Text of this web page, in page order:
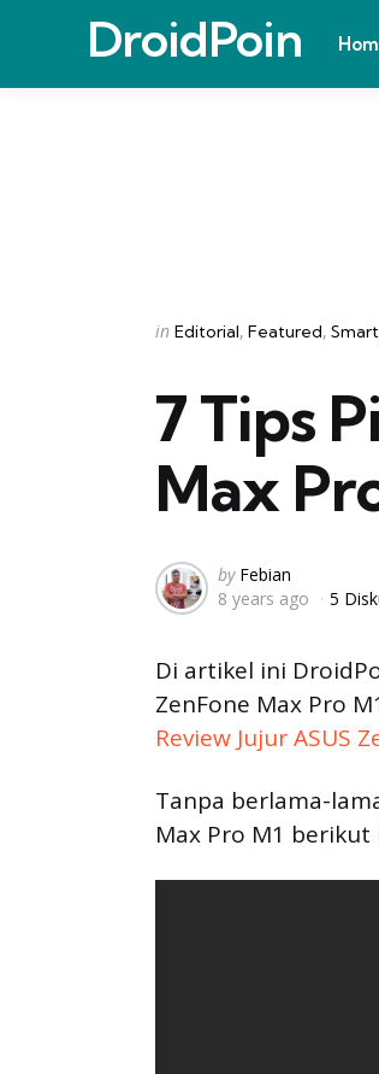
DroidPoin
Categories
Posted
in Editorial Featured
7 Tips
Max
Posted
by
by Febian
8 years ago
5
Di artikel ini
ZenFone Max Pro
Review Jujur ASUS
Tanpa berlama-
Max Pro M1 berikut